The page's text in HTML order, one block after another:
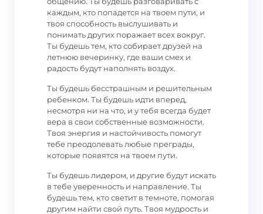
каждым, кто попадется на твоем пути, и
твоя способность выслушивать и
понимать других поражает всех вокруг.
Ты будешь тем, кто собирает друзей на
летнюю вечеринку, где ваши смех и
радость будут наполнять воздух.
Ты будешь бесстрашным и решительным
ребенком. Ты будешь идти вперед,
несмотря ни на что, и у тебя всегда будет
вера в свои собственные возможности.
Твоя энергия и настойчивость помогут
тебе преодолевать любые преграды,
которые появятся на твоем пути.
Ты будешь лидером, и другие будут искать
в тебе уверенность и направление. Ты
будешь тем, кто светит в темноте, помогая
другим найти свой путь. Твоя мудрость и